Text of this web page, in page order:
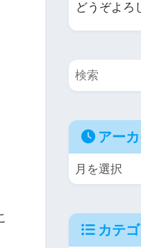
どうぞよろ
アー
カテ